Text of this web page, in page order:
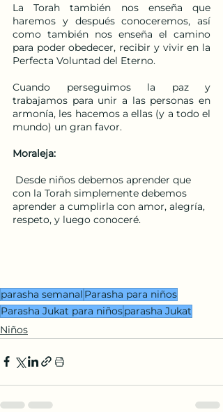
La Torah también nos enseña que
haremos y después conoceremos, así
como también nos enseña el camino
para poder obedecer, recibir y vivir en la
Perfecta Voluntad del Eterno.
Cuando perseguimos la paz y
trabajamos para unir a las personas en
armonía, les hacemos a ellas (y a todo el
mundo) un gran favor.
Moraleja:
con la Torah simplemente debemos
aprender a cumplirla con amor, alegría,
respeto, y luego conoceré.
parasha semanal Parasha para niños
Parasha Jukat para niñosparasha Jukat
Niños